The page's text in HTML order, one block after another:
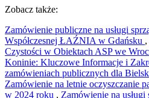
Zobacz także:
Zamówienie publiczne na usługi
Współczesnej ŁAŹNIA w Gdańsku ,
Czystości w Obiektach ASP we
Koninie: Kluczowe Informacje i
zamówieniach publicznych dla
Zamówienie na letnie oczyszczanie
w 2024 roku , Zamówienie na